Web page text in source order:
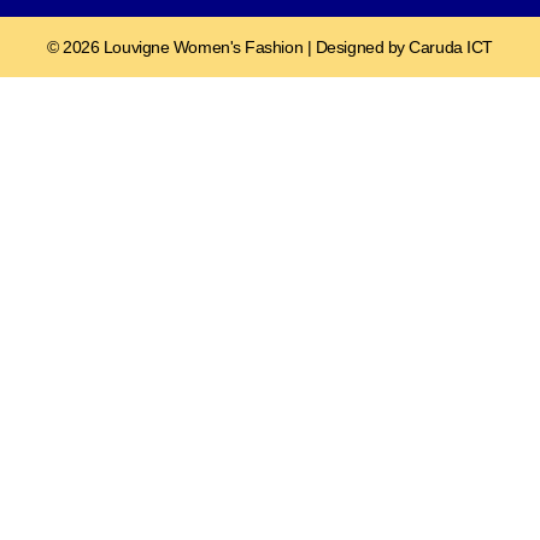
© 2026 Louvigne Women's Fashion | Designed by Caruda ICT